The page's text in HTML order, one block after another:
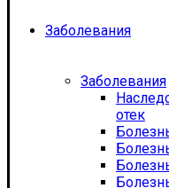
Заболевания
Заболевания
отек